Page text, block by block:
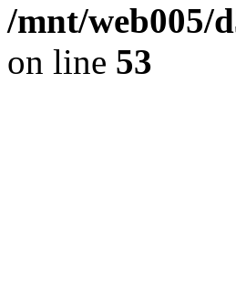
/mnt/web005/
on line 53